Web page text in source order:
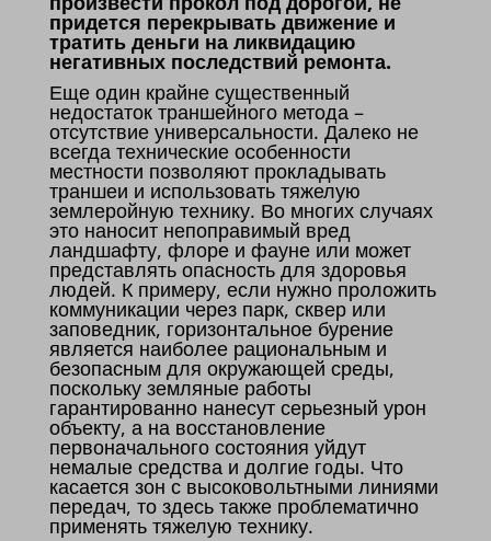
придется перекрывать движение и
тратить деньги на ликвидацию
негативных последствий ремонта.
Еще один крайне существенный
недостаток траншейного метода –
отсутствие универсальности. Далеко не
всегда технические особенности
местности позволяют прокладывать
траншеи и использовать тяжелую
землеройную технику. Во многих случаях
это наносит непоправимый вред
ландшафту, флоре и фауне или может
представлять опасность для здоровья
людей. К примеру, если нужно проложить
коммуникации через парк, сквер или
заповедник, горизонтальное бурение
является наиболее рациональным и
безопасным для окружающей среды,
поскольку земляные работы
гарантированно нанесут серьезный урон
объекту, а на восстановление
первоначального состояния уйдут
немалые средства и долгие годы. Что
касается зон с высоковольтными линиями
передач, то здесь также проблематично
применять тяжелую технику.